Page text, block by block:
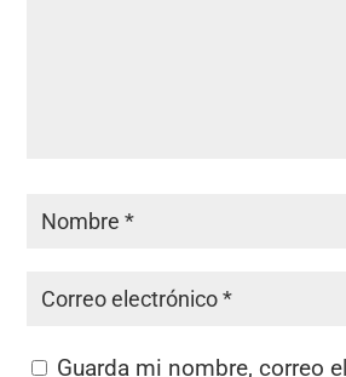
Guarda mi nombre, correo